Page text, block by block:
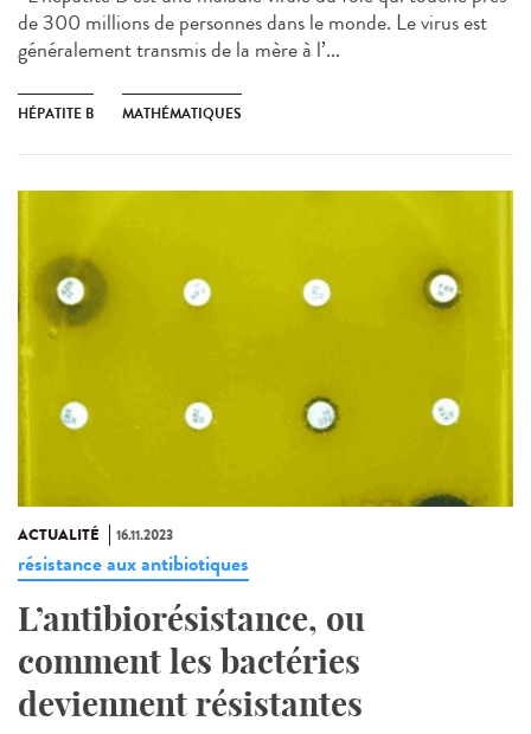
de 300 millions de personnes dans le monde. Le virus est
généralement transmis de la mère à l’...
HÉPATITE B MATHÉMATIQUES
ACTUALITÉ 16.11.2023
résistance aux antibiotiques
L’antibiorésistance, ou
comment les bactéries
deviennent résistantes